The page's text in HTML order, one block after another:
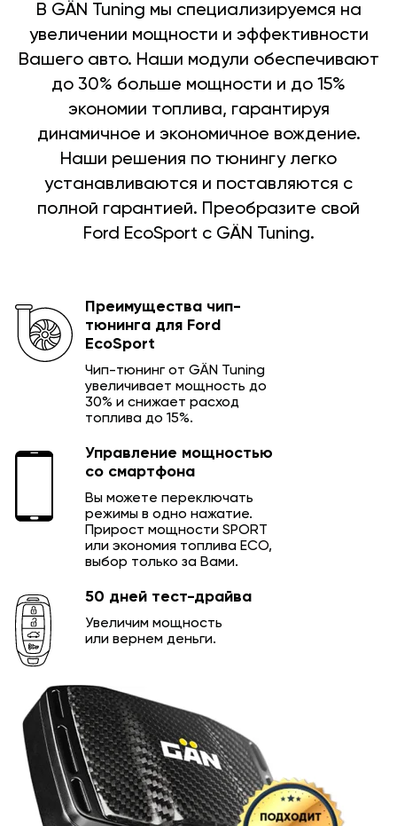
В GÄN Tuning мы специализируемся на
увеличении мощности и эффективности
Вашего авто. Наши модули обеспечивают
до 30% больше мощности и до 15%
экономии топлива, гарантируя
динамичное и экономичное вождение.
Наши решения по тюнингу легко
устанавливаются и поставляются с
полной гарантией. Преобразите свой
Ford EcoSport с GÄN Tuning.
Преимущества чип-
тюнинга для Ford
EcoSport
Чип-тюнинг от GÄN Tuning
увеличивает мощность до
30% и снижает расход
топлива до 15%.
Управление мощностью
со смартфона
Вы можете переключать
режимы в одно нажатие.
Прирост мощности SPORT
или экономия топлива ECO,
выбор только за Вами.
50 дней тест-драйва
Увеличим мощность
или вернем деньги.